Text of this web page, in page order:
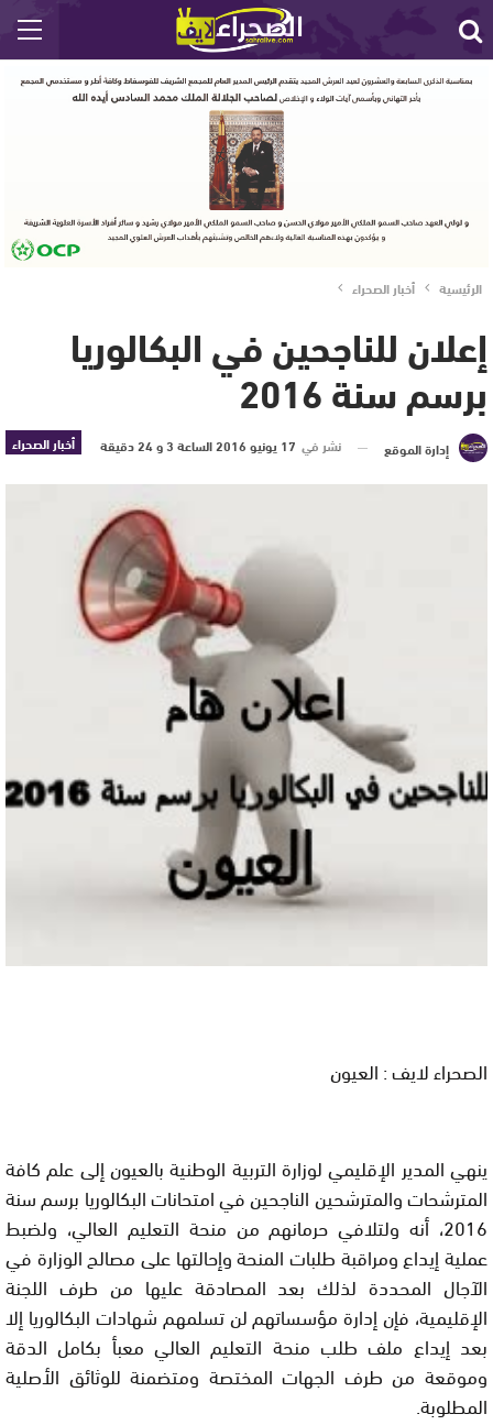
الرئيسية أخبار الصحراء
إعلان للناجحين في البكالوريا
برسم سنة 2016
أخبار الصحراء إدارة الموقع نشر في 17 يونيو 2016 الساعة 3 و 24 دقيقة
الصحراء لايف : العيون
ينهي المدير الإقليمي لوزارة التربية الوطنية بالعيون إلى علم كافة
المترشحات والمترشحين الناجحين في امتحانات البكالوريا برسم سنة
2016، أنه ولتلافي حرمانهم من منحة التعليم العالي، ولضبط
عملية إيداع ومراقبة طلبات المنحة وإحالتها على مصالح الوزارة في
الآجال المحددة لذلك بعد المصادقة عليها من طرف اللجنة
الإقليمية، فإن إدارة مؤسساتهم لن تسلمهم شهادات البكالوريا إلا
بعد إيداع ملف طلب منحة التعليم العالي معبأ بكامل الدقة
وموقعة من طرف الجهات المختصة ومتضمنة للوثائق الأصلية
المطلوبة.